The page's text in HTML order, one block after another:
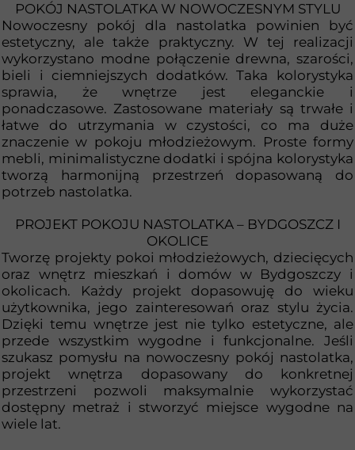
POKÓJ NASTOLATKA W NOWOCZESNYM STYLU
Nowoczesny pokój dla nastolatka powinien być
estetyczny, ale także praktyczny. W tej realizacji
wykorzystano modne połączenie drewna, szarości,
bieli i ciemniejszych dodatków. Taka kolorystyka
sprawia, że wnętrze jest eleganckie i
ponadczasowe. Zastosowane materiały są trwałe i
łatwe do utrzymania w czystości, co ma duże
znaczenie w pokoju młodzieżowym. Proste formy
mebli, minimalistyczne dodatki i spójna kolorystyka
tworzą harmonijną przestrzeń dopasowaną do
potrzeb nastolatka.
PROJEKT POKOJU NASTOLATKA – BYDGOSZCZ I
OKOLICE
Tworzę projekty pokoi młodzieżowych, dziecięcych
oraz wnętrz mieszkań i domów w Bydgoszczy i
okolicach. Każdy projekt dopasowuję do wieku
użytkownika, jego zainteresowań oraz stylu życia.
Dzięki temu wnętrze jest nie tylko estetyczne, ale
przede wszystkim wygodne i funkcjonalne. Jeśli
szukasz pomysłu na nowoczesny pokój nastolatka,
projekt wnętrza dopasowany do konkretnej
przestrzeni pozwoli maksymalnie wykorzystać
dostępny metraż i stworzyć miejsce wygodne na
wiele lat.